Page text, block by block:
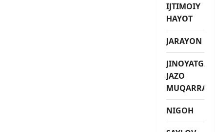
IJTIMOIY
HAYOT
JARAYON
JINOYATGA
JAZO
MUQARRAR
NIGOH